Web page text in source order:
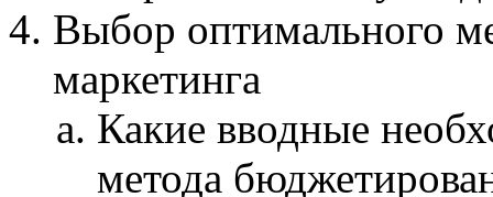
Выбор оптимального
маркетинга
Какие вводные
метода